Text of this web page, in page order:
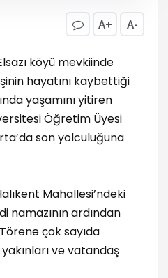
A+ A-
köyü mevkiinde
hayatını kaybettiği
yaşamını yitiren
Öğretim Üyesi
son yolculuğuna
Mahallesi’ndeki
namazının ardından
çok sayıda
ve vatandaş